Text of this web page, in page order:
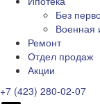
Без
Военная
Ремонт
Отдел продаж
Акции
+7 (423) 280-02-07